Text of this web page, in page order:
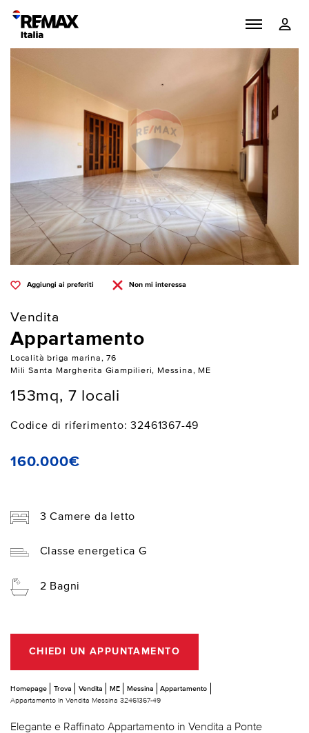
Aggiungi ai preferiti Non mi interessa
Vendita
Appartamento
Località briga marina, 76
Mili Santa Margherita Giampilieri, Messina, ME
153mq, 7 locali
Codice di riferimento: 32461367-49
160.000€
3 Camere da letto
Classe energetica G
2 Bagni
CHIEDI UN APPUNTAMENTO
Homepage Trova Vendita ME Messina
Appartamento
Appartamento In Vendita Messina 32461367-49
Elegante e Raffinato Appartamento in Vendita a Ponte